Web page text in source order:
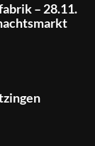
– 28.11.